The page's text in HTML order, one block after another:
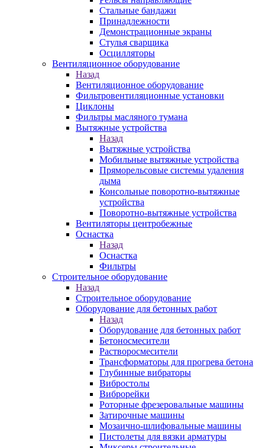
Стальные бандажи
Принадлежности
Демонстрационные экраны
Стулья сварщика
Осцилляторы
Вентиляционное оборудование
Назад
Вентиляционное оборудование
Фильтровентиляционные установки
Циклоны
Фильтры масляного тумана
Вытяжные устройства
Назад
Вытяжные устройства
Мобильные вытяжные устройства
Пряморельсовые системы удаления
дыма
Консольные поворотно-вытяжные
устройства
Поворотно-вытяжные устройства
Вентиляторы центробежные
Оснастка
Назад
Оснастка
Фильтры
Строительное оборудование
Назад
Строительное оборудование
Оборудование для бетонных работ
Назад
Оборудование для бетонных работ
Бетоносмесители
Растворосмесители
Трансформаторы для прогрева бетона
Глубинные вибраторы
Вибростолы
Виброрейки
Роторные фрезеровальные машины
Затирочные машины
Мозаично-шлифовальные машины
Пистолеты для вязки арматуры